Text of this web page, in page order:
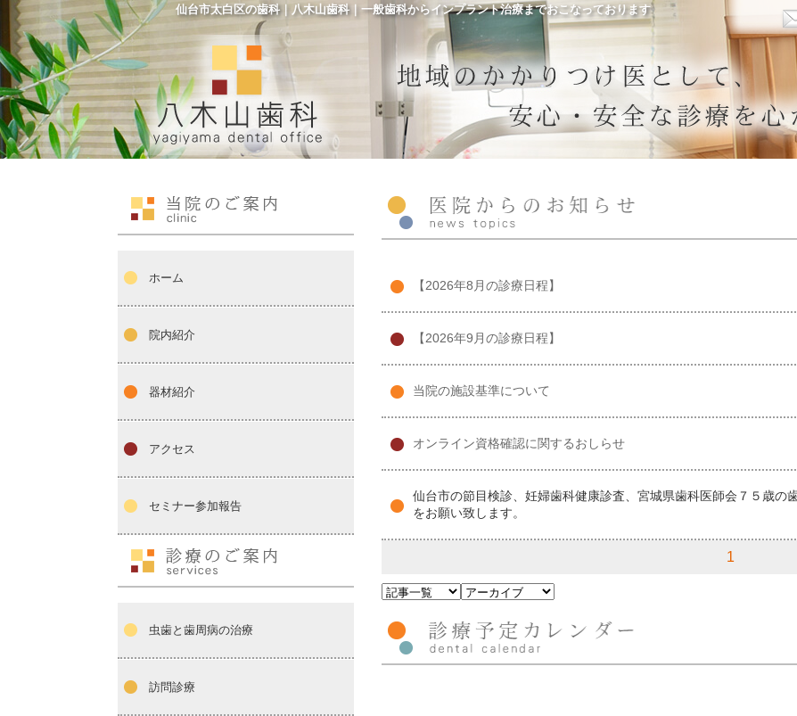
仙台市太白区の歯科｜八木山歯科｜一般歯科からインプラント治療までおこなっております
【2026年8月の診療日程】
【2026年9月の診療日程】
当院の施設基準について
オンライン資格確認に関するおしらせ
仙台市の節目検診、妊婦歯科健康診査、宮城県歯科医師会７５歳の
をお願い致します。
1
ホーム
院内紹介
器材紹介
アクセス
セミナー参加報告
虫歯と歯周病の治療
訪問診療